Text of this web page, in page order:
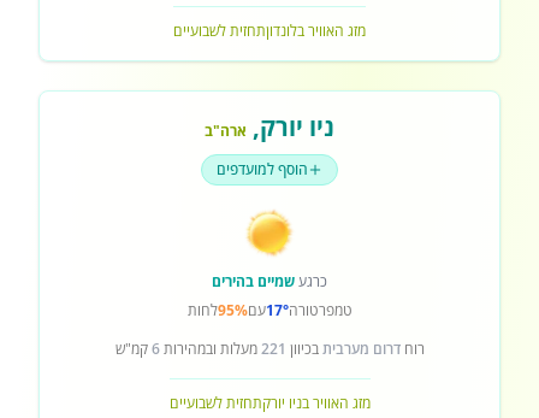
מזג האוויר בלונדוןתחזית לשבועיים
ניו יורק, ארה"ב
הוסף למועדפים
כרגעשמיים בהירים
טמפרטורה17°עם95%לחות
רוחדרום מערביתבכיוון 221מעלות ובמהירות6קמ"ש
מזג האוויר בניו יורקתחזית לשבועיים